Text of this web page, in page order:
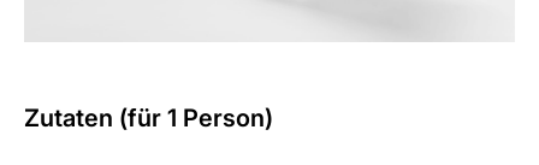
Zutaten (für 1 Person)